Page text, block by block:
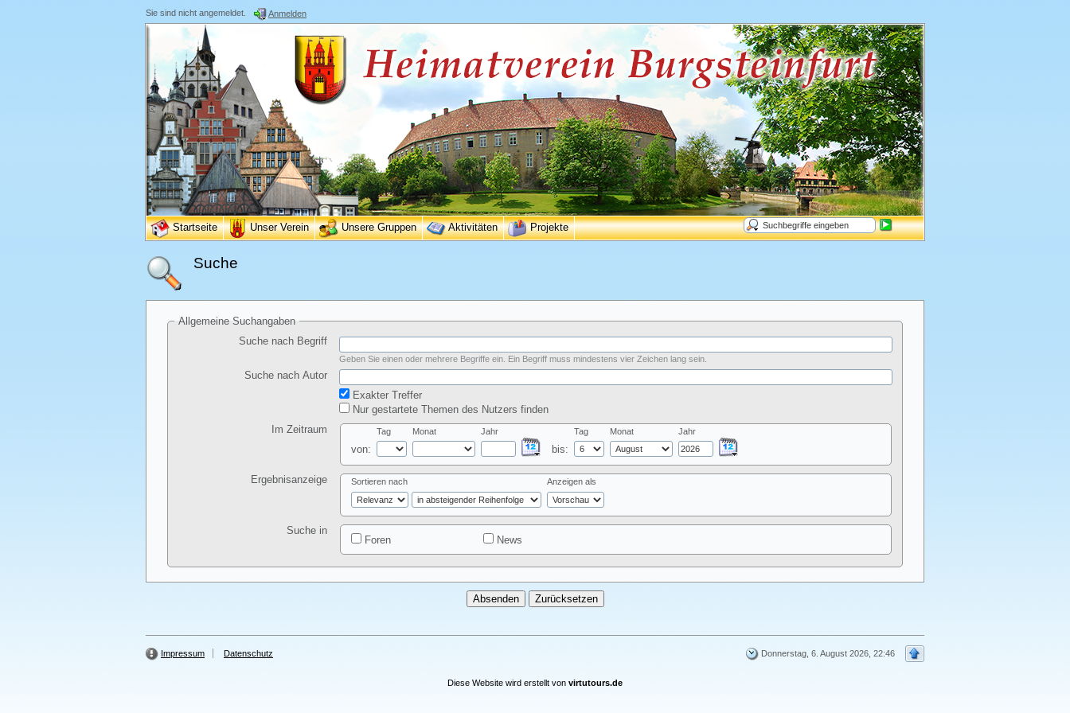
Sie sind nicht angemeldet. Anmelden
Startseite Unser Verein Unsere Gruppen Aktivitäten Projekte
Suche
Allgemeine Suchangaben
Suche nach Begriff
Geben Sie einen oder mehrere Begriffe ein. Ein Begriff muss mindestens vier Zeichen lang sein.
Suche nach Autor
Exakter Treffer
Nur gestartete Themen des Nutzers finden
Im Zeitraum
von:
Tag Monat Jahr
bis:
Tag Monat Jahr
Ergebnisanzeige Sortieren nach Anzeigen als
Suche in
Foren
News
Impressum Datenschutz Donnerstag, 6. August 2026, 22:46
Diese Website wird erstellt von virtutours.de